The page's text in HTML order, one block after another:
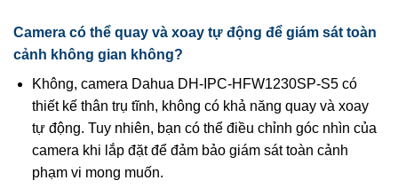
Camera có thể quay và xoay tự động để giám sát toàn
cảnh không gian không?
Không, camera Dahua DH-IPC-HFW1230SP-S5 có
thiết kế thân trụ tĩnh, không có khả năng quay và xoay
tự động. Tuy nhiên, bạn có thể điều chỉnh góc nhìn của
camera khi lắp đặt để đảm bảo giám sát toàn cảnh
phạm vi mong muốn.